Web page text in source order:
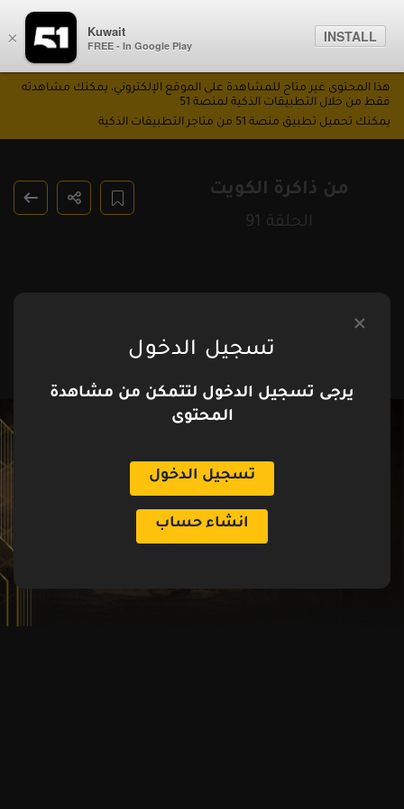
× Kuwait
FREE - In Google Play
INSTALL
من ذاكرة الكويت
الحلقة 91
هذا المحتوى غير متاح للمشاهدة على الموقع الإلكتروني، يمكنك مشاهدته
فقط من خلال التطبيقات الذكية لمنصة 51
يمكنك تحميل تطبيق منصة 51 من متاجر التطبيقات الذكية
تسجيل الدخول
يرجى تسجيل الدخول لتتمكن من مشاهدة
المحتوى
تسجيل الدخول
انشاء حساب